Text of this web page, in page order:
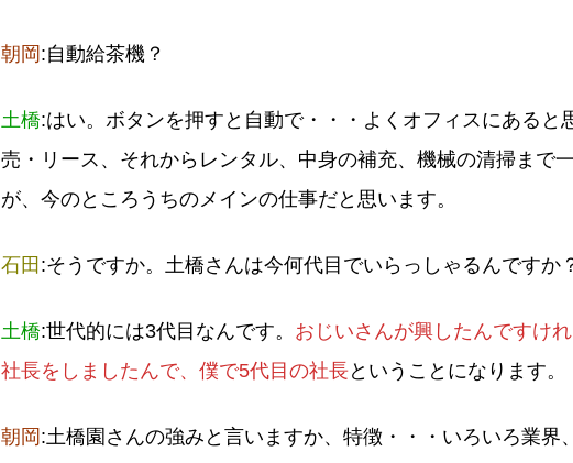
朝岡 :自動給茶機？
土橋:はい。ボタンを押すと自動で・・・よくオフィスにあると
売・リース、それからレンタル、中身の補充、機械の清掃まで
が、今のところうちのメインの仕事だと思います。
石田 :そうですか。土橋さんは今何代目でいらっしゃるんですか
土橋:世代的には3代目なんです。 おじいさんが興したんですけ
社長をしましたんで、僕で5代目の社長ということになります。
朝岡 :土橋園さんの強みと言いますか、特徴・・・いろいろ業界